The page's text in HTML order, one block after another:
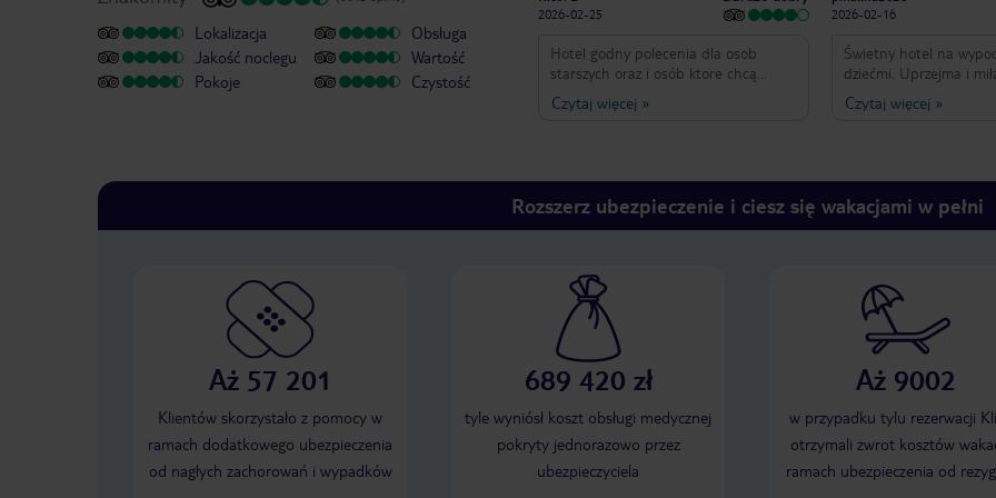
Lokalizacja
Jakość noclegu
Pokoje
Obsługa
Wartość
Czystość
2026-02-25
Hotel godny polecenia dla osob
starszych oraz i osób ktore chcą
odpocząć poza sezonem. Podczas
przyjazdu w lutym większa czesc
napojów na kolacjo jednak na plus
świeżo wyciskany sok pomarańczowy.
że młodzi ludzie przyjechali sie
pobawić ale rownież potrafią zabawić
najstarszych i najmłodszych. Trzeba
tylko chcieć sie bawić. Animatorzy
tacy jak Lofti, Adam, Cuba,Karolina
and Roberto Oferta basenu
wewnętrznego troche uboka jednak
dało sie poplywać. Ogólnie hotel na
plus gdyż z pod niego jest
bezpośredni autobus do centrum
miasta 611. Kosztuje 2 euro i
Czytaj więcej »
2026-02-16
Świetny hotel na
dziećmi. Uprzejma i
Pyszne jedzenie.
świetne.
Czytaj więcej »
Rozszerz ubezpieczenie i ciesz się wakacjami w pełni
Aż 57 201
Klientów skorzystało z pomocy w
ramach dodatkowego ubezpieczenia
od nagłych zachorowań i wypadków
689 420 zł
tyle wyniósł koszt obsługi medycznej
pokryty jednorazowo przez
ubezpieczyciela
Aż 9002
w przypadku tylu rezerwacji
otrzymali zwrot kosztów
ramach ubezpieczenia od